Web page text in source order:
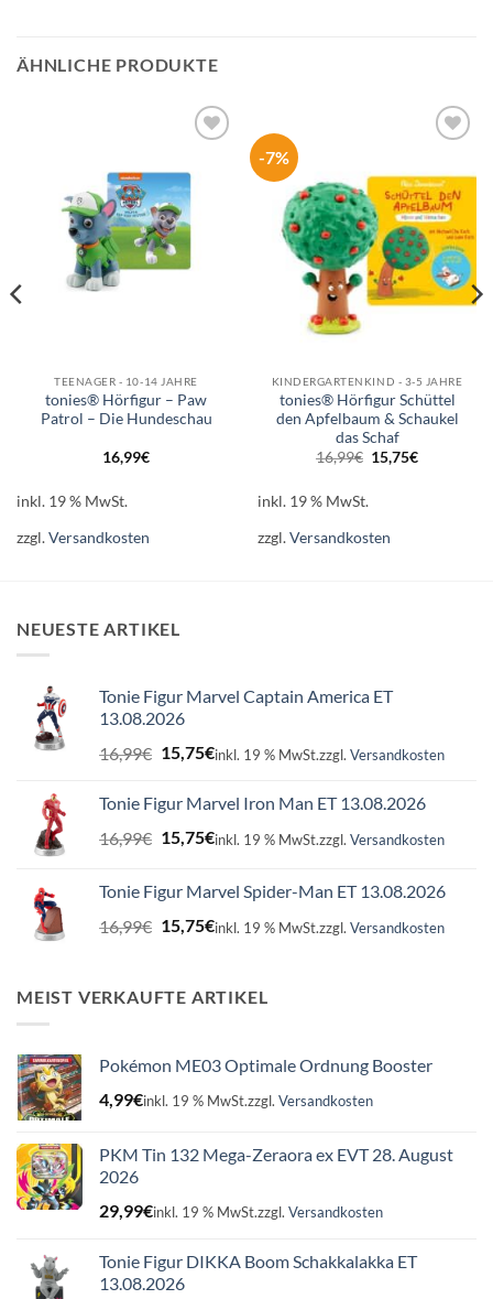
ÄHNLICHE PRODUKTE
Wunschliste
TEENAGER - 10-14 JAHRE
tonies® Hörfigur – Paw
Patrol – Die Hundeschau
16,99€
inkl. 19 % MwSt.
zzgl.Versandkosten
-7%
KINDERGARTENKIND - 3-5 JAHRE
tonies® Hörfigur Schüttel
den Apfelbaum & Schaukel
das Schaf
16,99€ Ursprünglicher
Preis
15,75€Aktueller
inkl. 19 % MwSt.
zzgl.Versandkosten
NEUESTE ARTIKEL
Tonie Figur Marvel Captain America ET
13.08.2026
16,99€ Ursprünglicher
16,99€
15,75€Aktueller
15,75€.
inkl. 19 % MwSt.zzgl. Versandkosten
Tonie Figur Marvel Iron Man ET 13.08.2026
16,99€ Ursprünglicher
16,99€
15,75€Aktueller
15,75€.
inkl. 19 % MwSt.zzgl. Versandkosten
Tonie Figur Marvel Spider-Man ET 13.08.2026
16,99€ Ursprünglicher
16,99€
15,75€Aktueller
15,75€.
inkl. 19 % MwSt.zzgl. Versandkosten
MEIST VERKAUFTE ARTIKEL
Pokémon ME03 Optimale Ordnung Booster
4,99€inkl. 19 % MwSt.zzgl. Versandkosten
PKM Tin 132 Mega-Zeraora ex EVT 28. August
2026
29,99€inkl. 19 % MwSt.zzgl. Versandkosten
Tonie Figur DIKKA Boom Schakkalakka ET
13.08.2026